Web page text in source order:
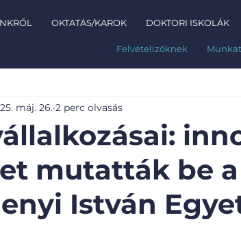
Felvételizőknek
OKTATÁS/KAROK DOKTORI ISKOLÁK
mutatták be
István
máj. 26. 2 perc olvasás